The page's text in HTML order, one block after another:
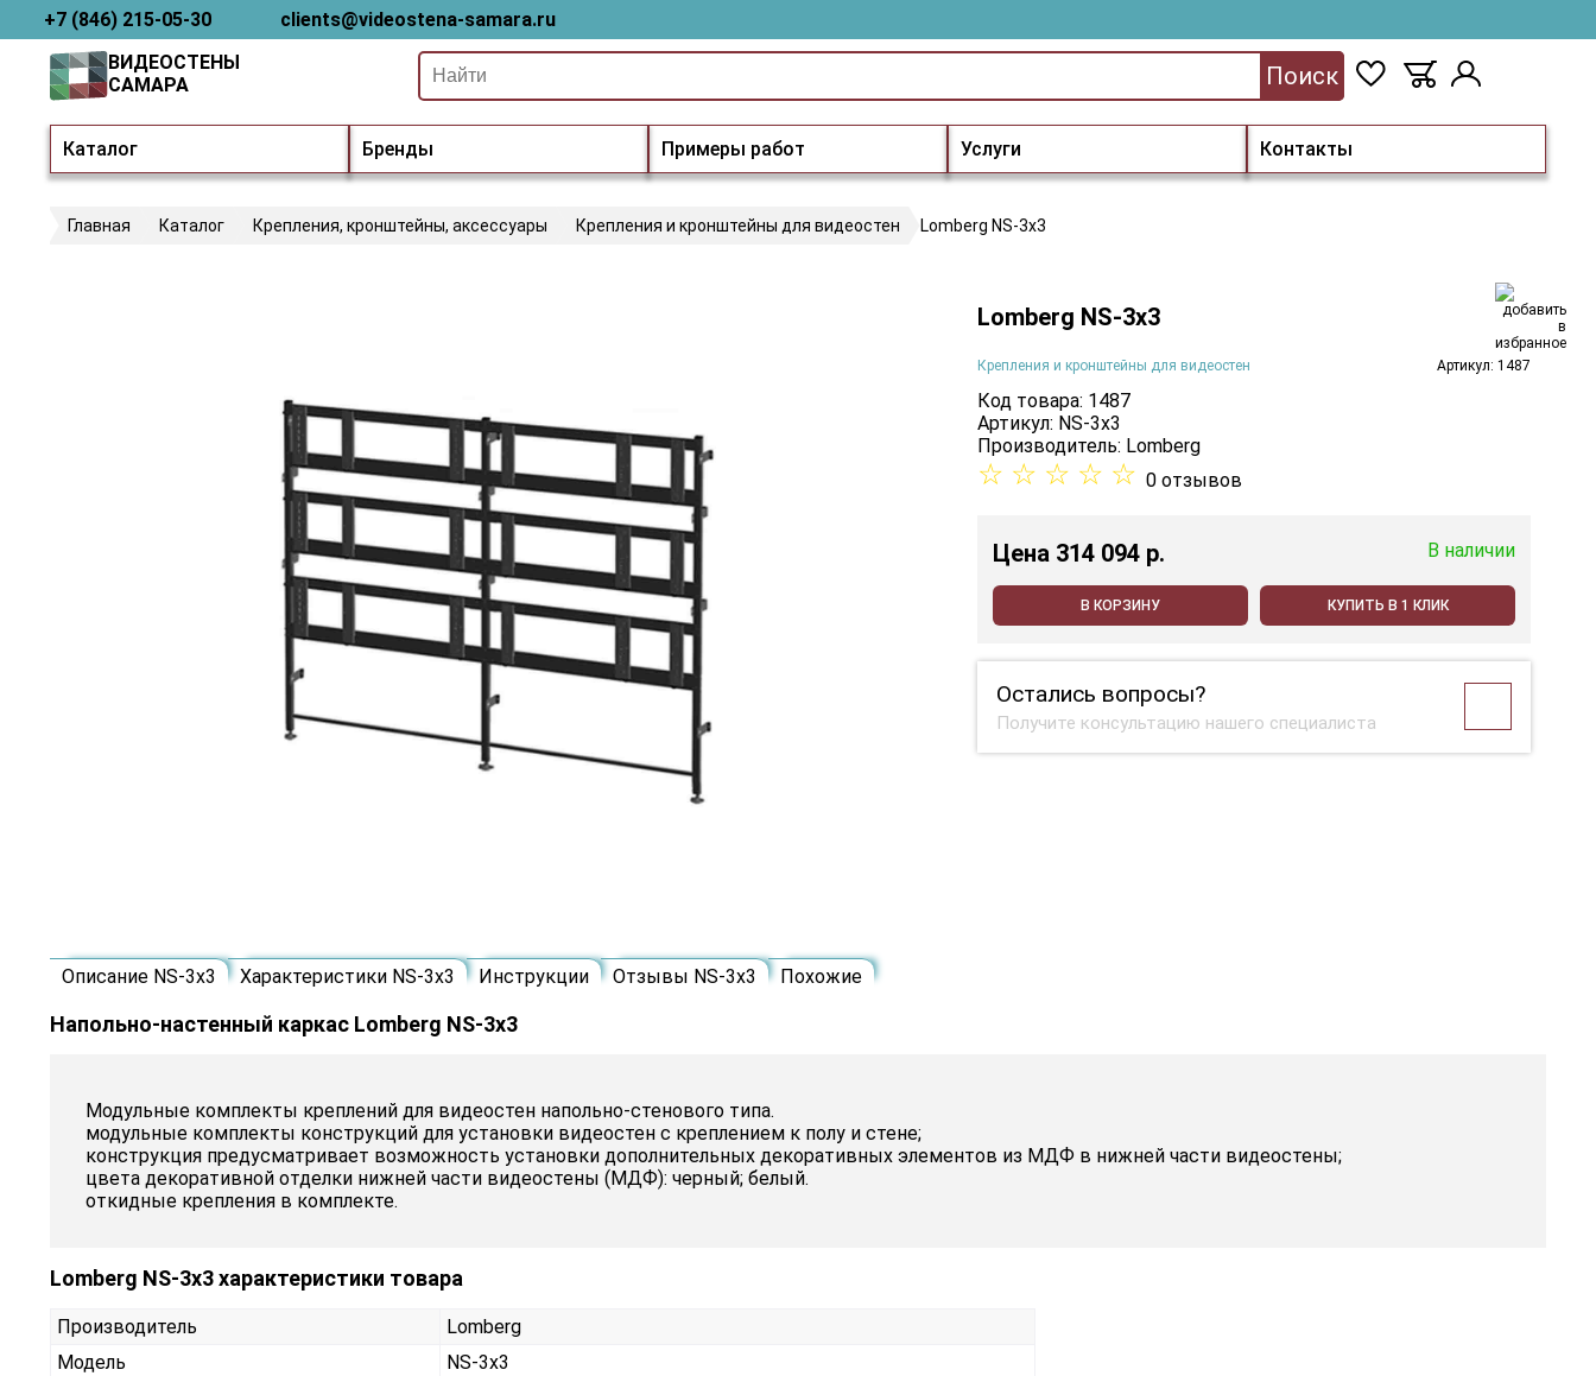
+7 (846) 215-05-30 clients@videostena-samara.ru
Каталог Бренды Примеры работ Услуги Контакты
ВИДЕОСТЕНЫ
САМАРА
Поиск
Главная Каталог Крепления, кронштейны, аксессуары Крепления и кронштейны для видеостен Lomberg NS-3х3
Lomberg NS-3х3
Крепления и кронштейны для видеостен Артикул: 1487
Код товара: 1487
Артикул: NS-3х3
Производитель: Lomberg
☆ ☆ ☆ ☆ ☆ 0 отзывов
Цена 314 094 p. В наличии
В КОРЗИНУ КУПИТЬ В 1 КЛИК
Остались вопросы?
Получите консультацию нашего специалиста
Описание NS-3х3 Характеристики NS-3х3 Инструкции Отзывы NS-3х3 Похожие
Напольно-настенный каркас Lomberg NS-3х3
Модульные комплекты креплений для видеостен напольно-стенового типа.
модульные комплекты конструкций для установки видеостен с креплением к полу и стене;
конструкция предусматривает возможность установки дополнительных декоративных элементов из МДФ в нижней части видеостены;
цвета декоративной отделки нижней части видеостены (МДФ): черный; белый.
откидные крепления в комплекте.
Lomberg NS-3х3 характеристики товара
Производитель
Lomberg
Модель
NS-3х3